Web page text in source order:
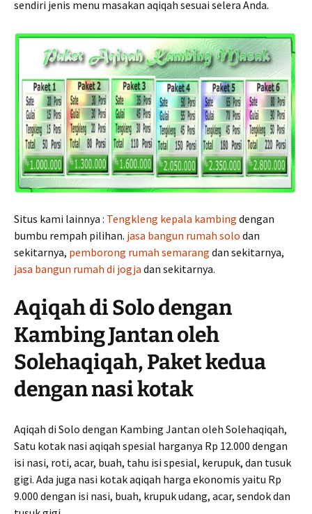
sendiri jenis menu masakan aqiqah sesuai selera Anda.
Situs kami lainnya : Tengkleng kepala kambing dengan
bumbu rempah pilihan. jasa bangun rumah solo dan
sekitarnya, pemborong rumah semarang dan sekitarnya,
jasa bangun rumah di jogja dan sekitarnya.
Aqiqah di Solo dengan
Kambing Jantan oleh
Solehaqiqah, Paket kedua
dengan nasi kotak
Aqiqah di Solo dengan Kambing Jantan oleh Solehaqiqah,
Satu kotak nasi aqiqah spesial harganya Rp 12.000 dengan
isi nasi, roti, acar, buah, tahu isi spesial, kerupuk, dan tusuk
gigi. Ada juga nasi kotak aqiqah harga ekonomis yaitu Rp
9.000 dengan isi nasi, buah, krupuk udang, acar, sendok dan